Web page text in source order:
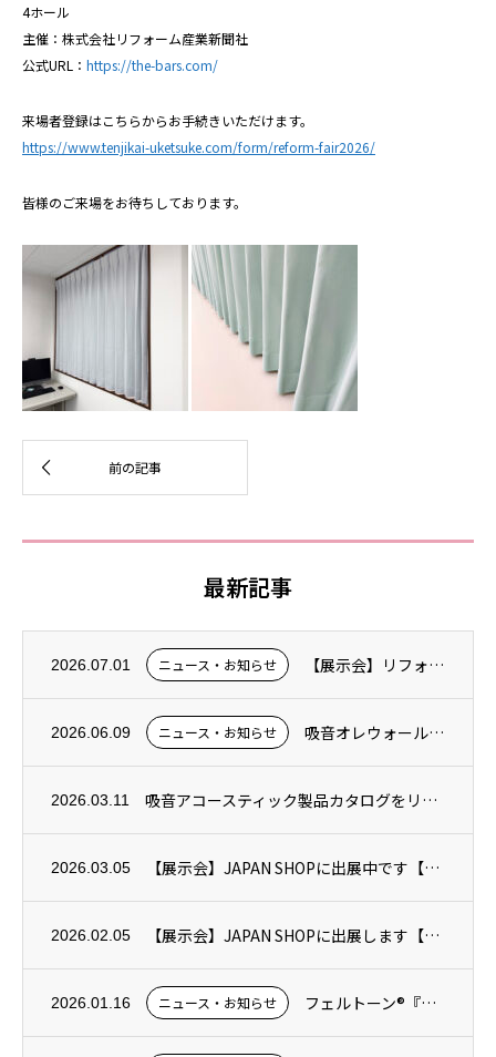
4ホール
主催：株式会社リフォーム産業新聞社
公式URL： https://the-bars.com/
来場者登録はこちらからお手続きいただけます。
https://www.tenjikai-uketsuke.com/form/reform-fair2026/
皆様のご来場をお待ちしております。
最新記事
2026.07.01 ニュース・お知らせ 【展示会】リフォーム産業フェアに出展します【7月29日(水)～30日(木)】
2026.06.09 ニュース・お知らせ 吸音オレウォール新発売！
2026.03.11 吸音アコースティック製品カタログをリニューアルしました！
2026.03.05 【展示会】JAPAN SHOPに出展中です【3月3日(火)～6日(金)】
2026.02.05 【展示会】JAPAN SHOPに出展します【3月3日(火)～6日(金)】
2026.01.16 ニュース・お知らせ フェルトーン®『吸音ウェブース』新発売！